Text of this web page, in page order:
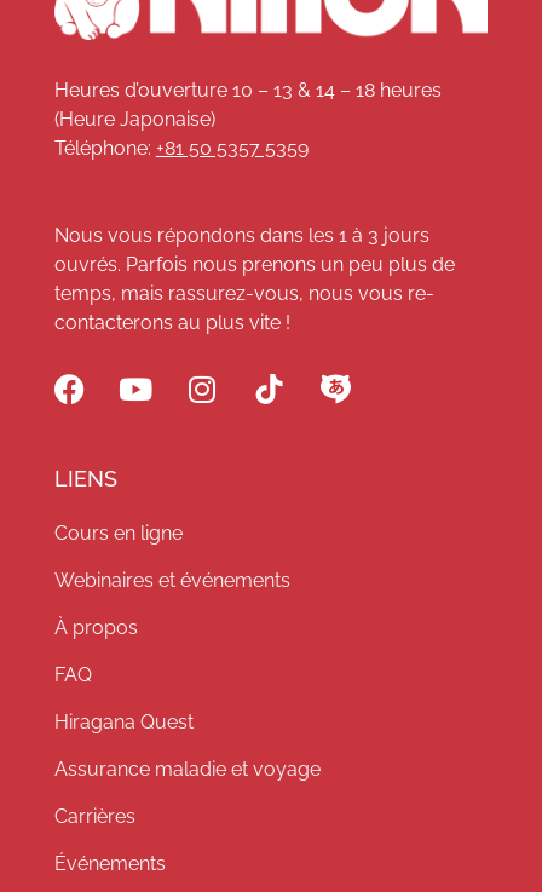
Heures d’ouverture 10 – 13 & 14 – 18 heures
(Heure Japonaise)
Téléphone: +81 50 5357 5359
Nous vous répondons dans les 1 à 3 jours
ouvrés. Parfois nous prenons un peu plus de
temps, mais rassurez-vous, nous vous re-
contacterons au plus vite !
LIENS
Cours en ligne
Webinaires et événements
À propos
FAQ
Hiragana Quest
Assurance maladie et voyage
Carrières
Événements